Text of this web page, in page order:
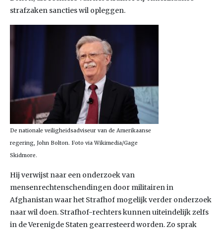
strafzaken sancties wil opleggen.
De nationale veiligheidsadviseur van de Amerikaanse
regering, John Bolton. Foto via Wikimedia/Gage
Skidmore.
Hij verwijst naar een onderzoek van
mensenrechtenschendingen door militairen in
Afghanistan waar het Strafhof mogelijk verder onderzoek
naar wil doen. Strafhof-rechters kunnen uiteindelijk zelfs
in de Verenigde Staten gearresteerd worden. Zo sprak